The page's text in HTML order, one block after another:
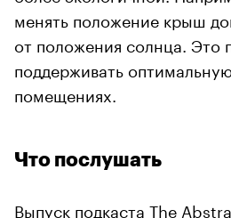
менять положение крыш
от положения солнца. Это
поддерживать
помещениях.
Что послушать
Выпуск подкаста The